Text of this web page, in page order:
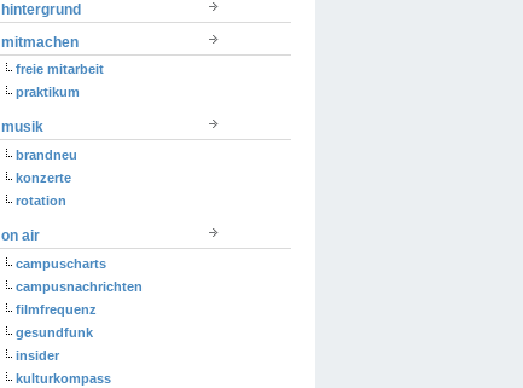
hintergrund
mitmachen
freie mitarbeit
praktikum
musik
brandneu
konzerte
rotation
on air
campuscharts
campusnachrichten
filmfrequenz
gesundfunk
insider
kulturkompass